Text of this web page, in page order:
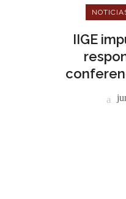
IIGE